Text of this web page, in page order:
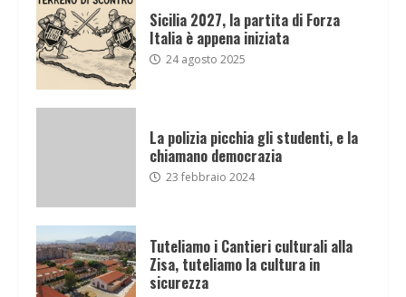
Sicilia 2027, la partita di Forza
Italia è appena iniziata
24 agosto 2025
La polizia picchia gli studenti, e la
chiamano democrazia
23 febbraio 2024
Tuteliamo i Cantieri culturali alla
Zisa, tuteliamo la cultura in
sicurezza